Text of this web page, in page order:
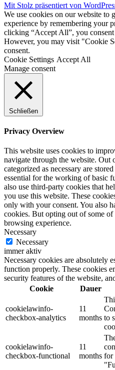
Mit Stolz präsentiert von
We use cookies on our website to
experience by remembering your
clicking “Accept All”, you
However, you may visit "Cookie
consent.
Cookie Settings Accept All
Manage consent
Schließen
Privacy Overview
This website uses cookies to
navigate through the website. Out
categorized as necessary are
essential for the working of basic
also use third-party cookies that
you use this website. These
only with your consent. You also
cookies. But opting out of some
browsing experience.
Necessary
Necessary
immer aktiv
Necessary cookies are absolutely
function properly. These cookies
security features of the website,
Cookie
Dauer
cookielawinfo-
checkbox-analytics
11
months to
cookielawinfo-
checkbox-functional
11
months for